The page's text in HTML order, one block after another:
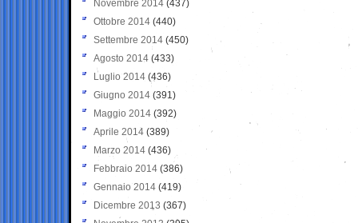
Novembre 2014 (437)
Ottobre 2014 (440)
Settembre 2014 (450)
Agosto 2014 (433)
Luglio 2014 (436)
Giugno 2014 (391)
Maggio 2014 (392)
Aprile 2014 (389)
Marzo 2014 (436)
Febbraio 2014 (386)
Gennaio 2014 (419)
Dicembre 2013 (367)